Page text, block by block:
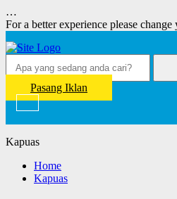
…
For a better experience please
Pasang Iklan
Kapuas
Home
Kapuas